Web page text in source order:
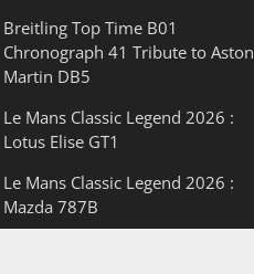
Breitling Top Time B01
Chronograph 41 Tribute to Aston
Martin DB5
Le Mans Classic Legend 2026 :
Lotus Elise GT1
Le Mans Classic Legend 2026 :
Mazda 787B